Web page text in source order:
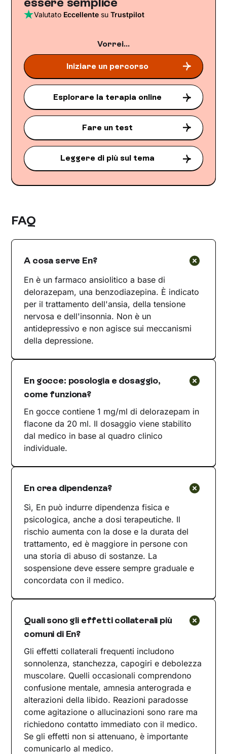
Valutato Eccellente suTrustpilot
Vorrei...
Iniziare un percorso
Esplorare la terapia online
Fare un test
Leggere di più sul tema
FAQ
A cosa serve En?
En è un farmaco ansiolitico a base di
delorazepam, una benzodiazepina. È indicato
per il trattamento dell'ansia, della tensione
nervosa e dell'insonnia. Non è un
antidepressivo e non agisce sui meccanismi
della depressione.
En gocce: posologia e dosaggio,
come funziona?
En gocce contiene 1 mg/ml di delorazepam in
flacone da 20 ml. Il dosaggio viene stabilito
dal medico in base al quadro clinico
individuale.
En crea dipendenza?
Sì, En può indurre dipendenza fisica e
psicologica, anche a dosi terapeutiche. Il
rischio aumenta con la dose e la durata del
trattamento, ed è maggiore in persone con
una storia di abuso di sostanze. La
sospensione deve essere sempre graduale e
concordata con il medico.
Quali sono gli effetti collaterali più
comuni di En?
Gli effetti collaterali frequenti includono
sonnolenza, stanchezza, capogiri e debolezza
muscolare. Quelli occasionali comprendono
confusione mentale, amnesia anterograda e
alterazioni della libido. Reazioni paradosse
come agitazione o allucinazioni sono rare ma
richiedono contatto immediato con il medico.
Se gli effetti non si attenuano, è importante
comunicarlo al medico.